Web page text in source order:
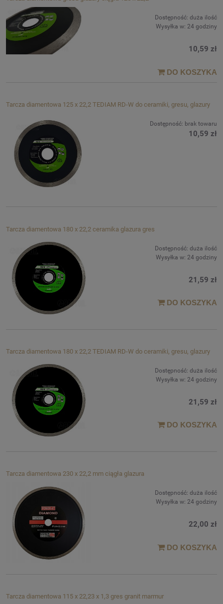
Dostępność: duża ilość
Wysyłka w: 24 godziny
10,59 zł
DO KOSZYKA
Tarcza diamentowa 125 x 22,2 TEDIAM RD-W do ceramiki, gresu, glazury
Dostępność: brak towaru
10,59 zł
Tarcza diamentowa 180 x 22,2 ceramika glazura gres
Dostępność: duża ilość
Wysyłka w: 24 godziny
21,59 zł
DO KOSZYKA
Tarcza diamentowa 180 x 22,2 TEDIAM RD-W do ceramiki, gresu, glazury
Dostępność: duża ilość
Wysyłka w: 24 godziny
21,59 zł
DO KOSZYKA
Tarcza diamentowa 230 x 22,2 mm ciągła glazura
Dostępność: duża ilość
Wysyłka w: 24 godziny
22,00 zł
DO KOSZYKA
Tarcza diamentowa 115 x 22,23 x 1,3 gres granit marmur